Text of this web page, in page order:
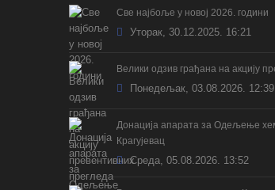
Све најбоље у новој 2026. години
Уторак, 30.12.2025. 16:21
Велики одзив грађана на акцију
Понедељак, 03.08.2026. 12:39
Донација апарата за Одељење
Крагујевац
Cреда, 05.08.2026. 13:52